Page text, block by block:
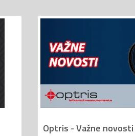
Optris - Važne novosti